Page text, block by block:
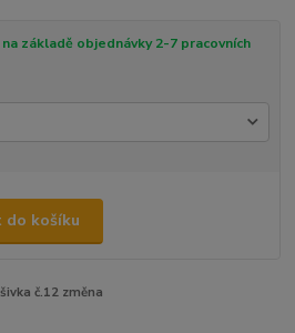
základě objednávky 2-7 pracovních
do košíku
č.12 změna